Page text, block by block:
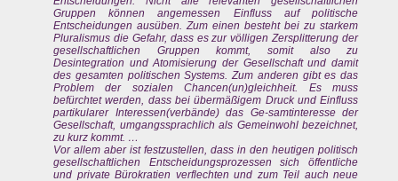
Gruppen können angemessen Einfluss auf politische
Entscheidungen ausüben. Zum einen besteht bei zu starkem
Pluralismus die Gefahr, dass es zur völligen Zersplitterung der
gesellschaftlichen Gruppen kommt, somit also zu
Desintegration und Atomisierung der Gesellschaft und damit
des gesamten politischen Systems. Zum anderen gibt es das
Problem der sozialen Chancen(un)gleichheit. Es muss
befürchtet werden, dass bei übermäßigem Druck und Einfluss
partikularer Interessen(verbände) das Ge-samtinteresse der
Gesellschaft, umgangssprachlich als Gemeinwohl bezeichnet,
zu kurz kommt. …
Vor allem aber ist festzustellen, dass in den heutigen politisch
gesellschaftlichen Entscheidungsprozessen sich öffentliche
und private Bürokratien verflechten und zum Teil auch neue